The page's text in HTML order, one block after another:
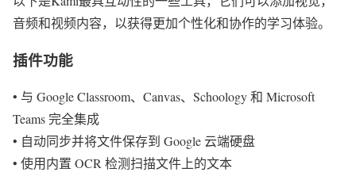
音频和视频内容，以获得更加个性化和协作的学习体验。
插件功能
• 与 Google Classroom、Canvas、Schoology 和 Microsoft
Teams 完全集成
• 自动同步并将文件保存到 Google 云端硬盘
• 使用内置 OCR 检测扫描文件上的文本